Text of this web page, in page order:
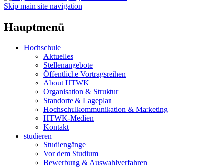
Skip main site navigation
Hauptmenü
Hochschule
Aktuelles
Stellenangebote
Öffentliche Vortragsreihen
About HTWK
Organisation & Struktur
Standorte & Lageplan
Hochschulkommunikation & Marketing
HTWK-Medien
Kontakt
studieren
Studiengänge
Vor dem Studium
Bewerbung & Auswahlverfahren